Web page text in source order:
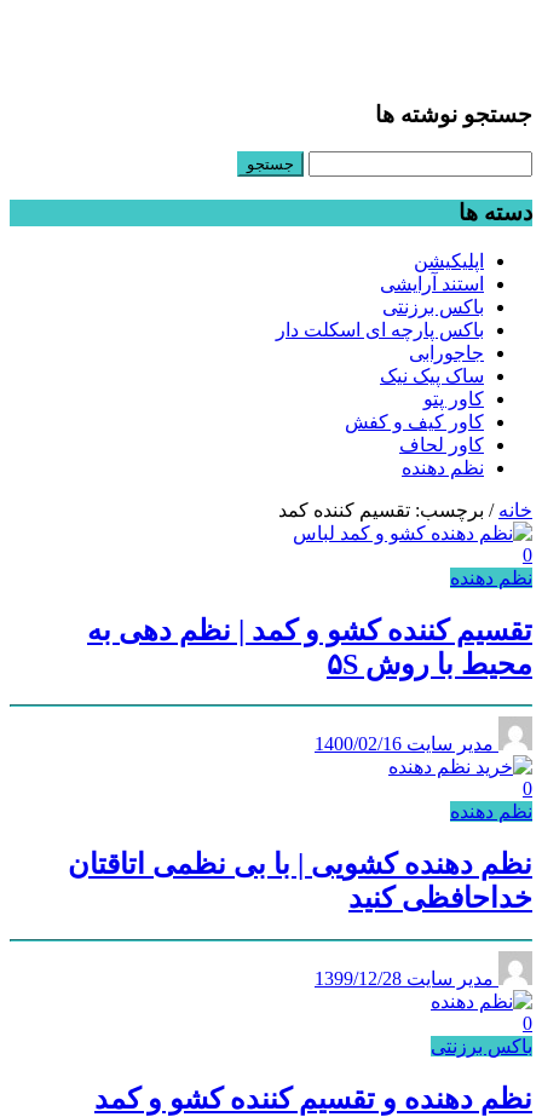
جستجو نوشته ها
دسته ها
اپلیکیشن
استند آرایشی
باکس برزنتی
باکس پارچه ای اسکلت دار
جاجورابی
ساک پیک نیک
کاور پتو
کاور کیف و کفش
کاور لحاف
نظم دهنده
خانه / برچسب: تقسیم کننده کمد
0
نظم دهنده
تقسیم کننده کشو و کمد | نظم دهی به
محیط با روش ۵S
مدیر سایت 1400/02/16
0
نظم دهنده
نظم دهنده کشویی | با بی نظمی اتاقتان
خداحافظی کنید
مدیر سایت 1399/12/28
0
باکس برزنتی
نظم دهنده و تقسیم کننده کشو و کمد